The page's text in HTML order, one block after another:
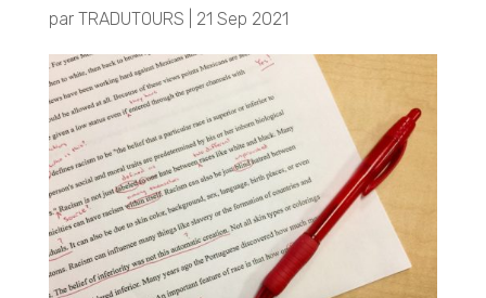
par TRADUTOURS 21 Sep 2021